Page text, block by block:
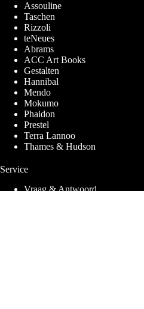
Assouline
Taschen
Rizzoli
teNeues
Abrams
ACC Art Books
Gestalten
Hannibal
Mendo
Mokumo
Phaidon
Prestel
Terra Lannoo
Thames & Hudson
Service
Vraag & Antwoord